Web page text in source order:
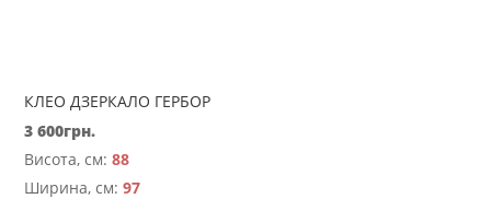
КЛЕО ДЗЕРКАЛО ГЕРБОР
3 600грн.
Висота, см:88
Ширина, см:97